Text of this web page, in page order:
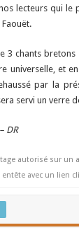
lecteurs qui le
Faouët.
3 chants
universelle, et
par la
servi un verre
DR
autorisé sur
entête avec un lien